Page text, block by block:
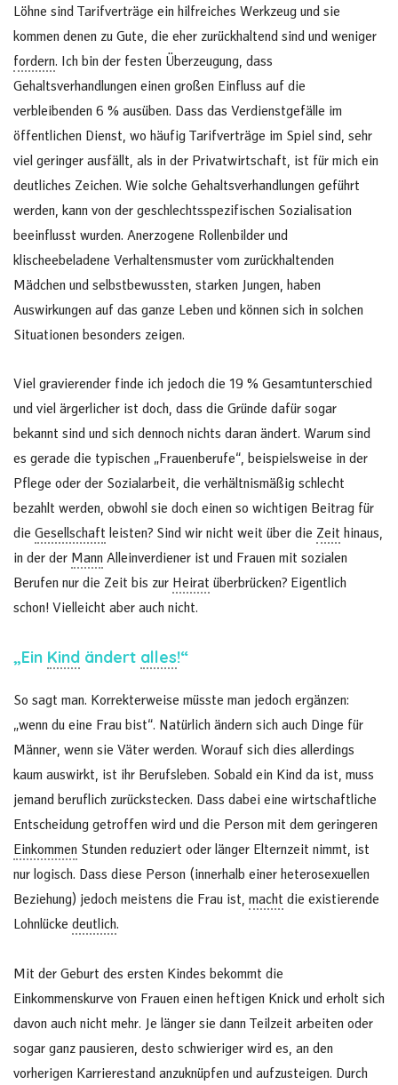
Löhne sind Tarifverträge ein hilfreiches Werkzeug und sie
kommen denen zu Gute, die eher zurückhaltend sind und weniger
fordern. Ich bin der festen Überzeugung, dass
Gehaltsverhandlungen einen großen Einfluss auf die
verbleibenden 6 % ausüben. Dass das Verdienstgefälle im
öffentlichen Dienst, wo häufig Tarifverträge im Spiel sind, sehr
viel geringer ausfällt, als in der Privatwirtschaft, ist für mich ein
deutliches Zeichen. Wie solche Gehaltsverhandlungen geführt
werden, kann von der geschlechtsspezifischen Sozialisation
beeinflusst wurden. Anerzogene Rollenbilder und
klischeebeladene Verhaltensmuster vom zurückhaltenden
Mädchen und selbstbewussten, starken Jungen, haben
Auswirkungen auf das ganze Leben und können sich in solchen
Situationen besonders zeigen.
Viel gravierender finde ich jedoch die 19 % Gesamtunterschied
und viel ärgerlicher ist doch, dass die Gründe dafür sogar
bekannt sind und sich dennoch nichts daran ändert. Warum sind
es gerade die typischen „Frauenberufe“, beispielsweise in der
Pflege oder der Sozialarbeit, die verhältnismäßig schlecht
bezahlt werden, obwohl sie doch einen so wichtigen Beitrag für
die Gesellschaft leisten? Sind wir nicht weit über die Zeit hinaus,
in der der Mann Alleinverdiener ist und Frauen mit sozialen
Berufen nur die Zeit bis zur Heirat überbrücken? Eigentlich
schon! Vielleicht aber auch nicht.
„Ein Kind ändert alles!“
So sagt man. Korrekterweise müsste man jedoch ergänzen:
„wenn du eine Frau bist“. Natürlich ändern sich auch Dinge für
Männer, wenn sie Väter werden. Worauf sich dies allerdings
kaum auswirkt, ist ihr Berufsleben. Sobald ein Kind da ist, muss
jemand beruflich zurückstecken. Dass dabei eine wirtschaftliche
Entscheidung getroffen wird und die Person mit dem geringeren
Einkommen Stunden reduziert oder länger Elternzeit nimmt, ist
nur logisch. Dass diese Person (innerhalb einer heterosexuellen
Beziehung) jedoch meistens die Frau ist, macht die existierende
Lohnlücke deutlich.
Mit der Geburt des ersten Kindes bekommt die
Einkommenskurve von Frauen einen heftigen Knick und erholt sich
davon auch nicht mehr. Je länger sie dann Teilzeit arbeiten oder
sogar ganz pausieren, desto schwieriger wird es, an den
vorherigen Karrierestand anzuknüpfen und aufzusteigen. Durch